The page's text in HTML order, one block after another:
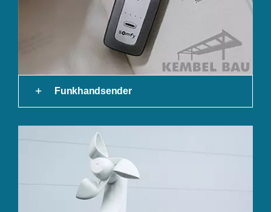
Funkhandsender